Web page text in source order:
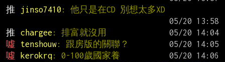
推
jinso7410 : 他只是在CD 別想太多XD
推
chargee : 排富就沒用
噓
tenshouw: 跟房版的關聯？
噓
kerokrq: 0-100歲國家養